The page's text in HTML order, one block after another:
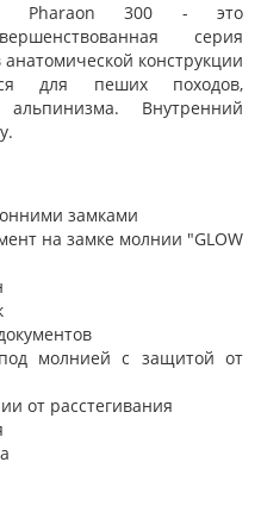
Pharaon 300 - это
серия
конструкции
для пеших походов,
Внутренний
замками
на замке молнии "GLOW
молнией с защитой от
от расстегивания